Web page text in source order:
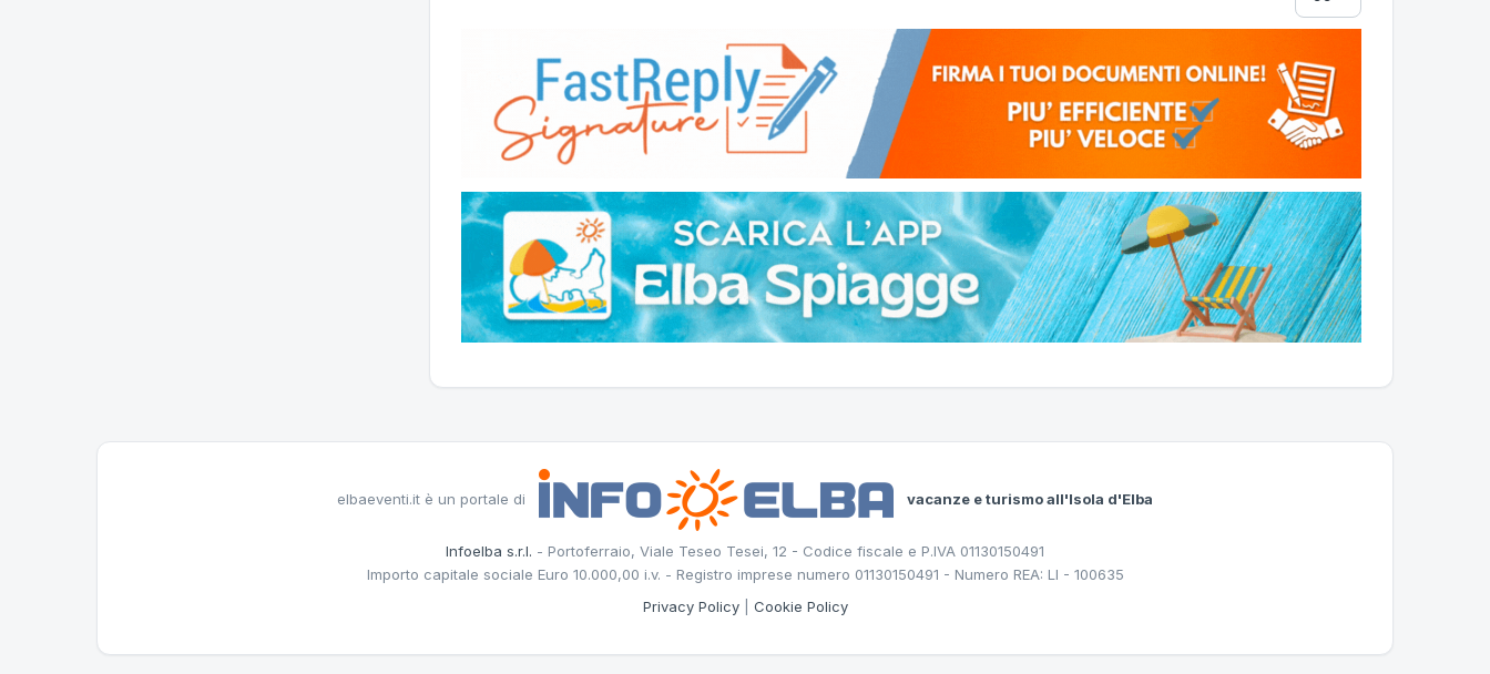
elbaeventi.it è un portale di vacanze e turismo all'Isola d'Elba
Infoelba s.r.l. - Portoferraio, Viale Teseo Tesei, 12 - Codice fiscale e P.IVA 01130150491
Importo capitale sociale Euro 10.000,00 i.v. - Registro imprese numero 01130150491 - Numero REA: LI - 100635
Privacy Policy| Cookie Policy